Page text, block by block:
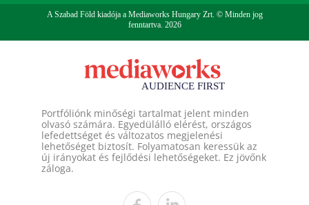
A Szabad Föld kiadója a Mediaworks Hungary Zrt. © Minden jog
fenntartva. 2026
Portfóliónk minőségi tartalmat jelent minden
olvasó számára. Egyedülálló elérést, országos
lefedettséget és változatos megjelenési
lehetőséget biztosít. Folyamatosan keressük az
új irányokat és fejlődési lehetőségeket. Ez jövőnk
záloga.